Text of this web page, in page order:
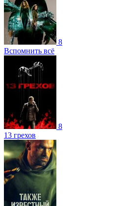
8
Вспомнить всё
8
13 грехов